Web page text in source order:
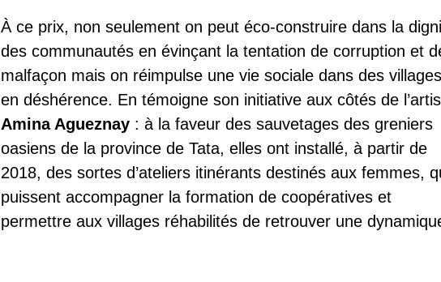
À ce prix, non seulement on peut éco-construire dans la
des communautés en évinçant la tentation de corruption et
malfaçon mais on réimpulse une vie sociale dans des villages
en déshérence. En témoigne son initiative aux côtés de
Amina Agueznay : à la faveur des sauvetages des greniers
oasiens de la province de Tata, elles ont installé, à partir de
2018, des sortes d’ateliers itinérants destinés aux femmes,
puissent accompagner la formation de coopératives et
permettre aux villages réhabilités de retrouver une